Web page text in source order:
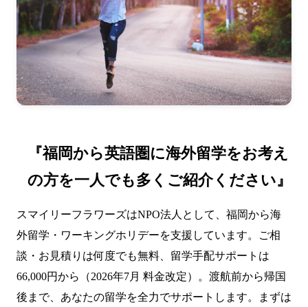
『福岡から英語圏に海外留学をお考え
の方を一人でも多くご紹介ください』
スマイリーフラワーズはNPO法人として、福岡から海
外留学・ワーキングホリデーを支援しています。ご相
談・お見積りは何度でも無料、留学手配サポートは
66,000円から（2026年7月 料金改定）。渡航前から帰国
後まで、あなたの留学を全力でサポートします。まずは